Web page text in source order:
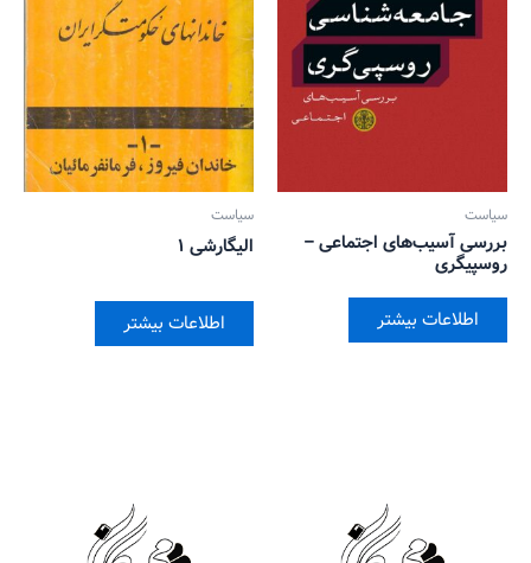
سیاست
بررسی آسیب‌های اجتماعی –
روسپیگری
اطلاعات بیشتر
سیاست
الیگارشی ۱
اطلاعات بیشتر